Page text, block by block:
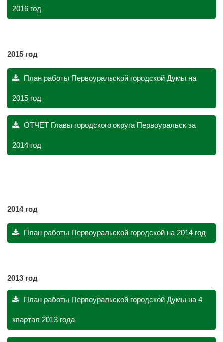
2016 год
2015 год
План работы Первоуральской городской Думы на
2015 год
ОТЧЕТ Главы городского округа Первоуральск за
2014 год
2014 год
План работы Первоуральской городской на 2014 год
2013 год
План работы Первоуральской городской Думы на 4
квартал 2013 года